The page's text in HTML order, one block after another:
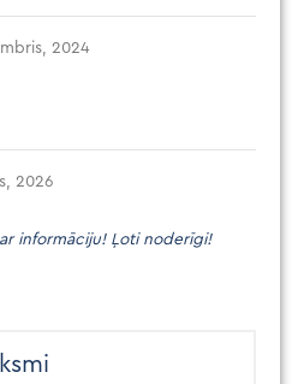
2024
2026
informāciju! Ļoti noderīgi!